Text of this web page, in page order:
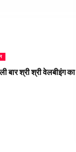
बार श्री श्री वेलबीइंग का